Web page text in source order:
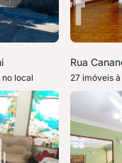
local
Rua
27 imóveis